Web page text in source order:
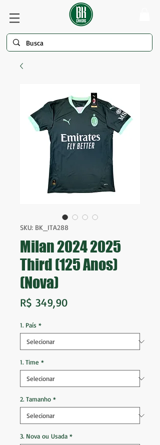
SKU: BK_ITA288
Milan 2024 2025
Third (125 Anos)
(Nova)
R$ 349,90Preço
1. País *
1. Time *
2. Tamanho *
3. Nova ou Usada *